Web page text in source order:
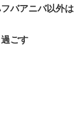
バアニバ以外は
ごす